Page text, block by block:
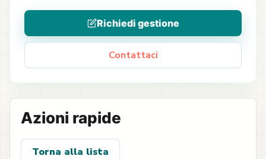
Richiedi gestione
Contattaci
Azioni rapide
Torna alla lista